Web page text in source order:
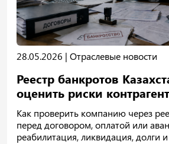
28.05.2026 | Отраслевые новости
Реестр банкротов
оценить риски
Как проверить компанию через
перед договором, оплатой или
реабилитация, ликвидация, долги